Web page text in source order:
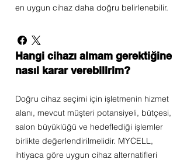
en uygun cihaz daha doğru belirlenebilir.
Hangi cihazı almam gerektiğine
nasıl karar verebilirim?
Doğru cihaz seçimi için işletmenin hizmet
alanı, mevcut müşteri potansiyeli, bütçesi,
salon büyüklüğü ve hedeflediği işlemler
birlikte değerlendirilmelidir. MYCELL,
ihtiyaca göre uygun cihaz alternatifleri